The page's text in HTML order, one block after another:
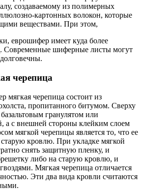
создаваемому из полимерных
картонных волокон, которые
веществами. При этом,
еврошифер имеет куда более
Современные шиферные листы могут
черепица
мягкая черепица состоит из
пропитанного битумом. Сверху
гранулятом или
а с внешней стороны клейким слоем
мягкой черепицы является то, что ее
кровлю. При укладке мягкой
снять защитную пленку, и
либо на старую кровлю, и
Мягкая черепица отличается
Эти два вида кровли считаются